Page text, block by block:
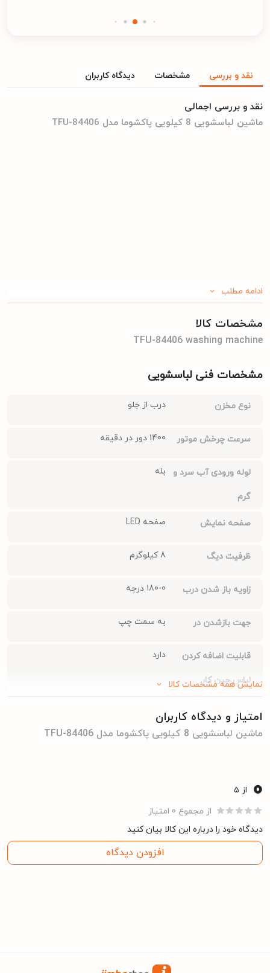
نقد و بررسی مشخصات دیدگاه کاربران
نقد و بررسی اجمالی
ماشین لباسشویی 8 کیلویی پاکشوما مدل TFU-84406
ادامه مطلب
مشخصات کالا
TFU-84406 washing machine
مشخصات فنی لباسشویی
نوع مخزن درب از جلو
سرعت چرخش موتور 1400 دور در دقیقه
لوله ورودی آب سرد و
گرم
بله
صفحه نمایش صفحه LED
ظرفیت دیگ 8 کیلوگرم
زاویه باز شدن درب 180-0 درجه
جهت بازشدن در به سمت چپ
قابلیت اضافه کردن
لباس حین کار
دارد
تعداد برنامه های شست
دارای 16 برنامه شستشو اصلی + 5 برنامه کمکی
قفل کودک
59 دسی بل
پاکشوما
نمایش همه مشخصات کالا
امتیاز و دیدگاه کاربران
ماشین لباسشویی 8 کیلویی پاکشوما مدل TFU-84406
0
از ۵
از مجموع 0 امتیاز
دیدگاه خود را درباره این کالا بیان کنید
افزودن دیدگاه